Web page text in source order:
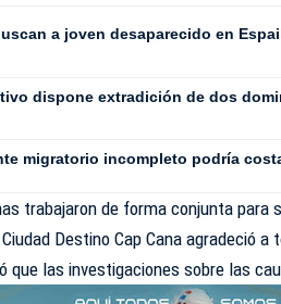
a joven desaparecido en
dispone extradición de dos
migratorio incompleto podría
trabajaron de forma conjunta para
Destino Cap Cana agradeció
que las investigaciones sobre las